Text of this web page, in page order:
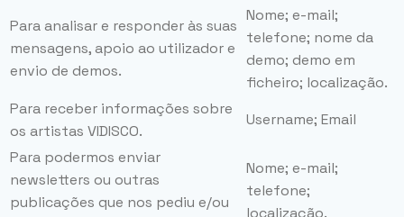
Para analisar e responder às suas
mensagens, apoio ao utilizador e
envio de demos.
Nome; e-mail;
telefone; nome da
demo; demo em
ficheiro; localização.
Para receber informações sobre
os artistas VIDISCO.
Username; Email
Para podermos enviar
newsletters ou outras
publicações que nos pediu e/ou
Nome; e-mail;
telefone;
localização.